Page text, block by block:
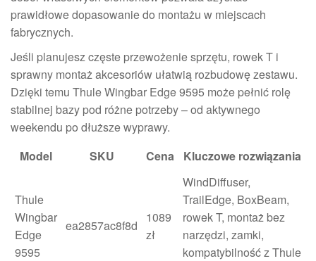
prawidłowe dopasowanie do montażu w miejscach
fabrycznych.
Jeśli planujesz częste przewożenie sprzętu, rowek T i
sprawny montaż akcesoriów ułatwią rozbudowę zestawu.
Dzięki temu Thule Wingbar Edge 9595 może pełnić rolę
stabilnej bazy pod różne potrzeby – od aktywnego
weekendu po dłuższe wyprawy.
Model
SKU Cena Kluczowe rozwiązania
Thule
Wingbar
Edge
9595
ea2857ac8f8d
1089
zł
WindDiffuser,
TrailEdge, BoxBeam,
rowek T, montaż bez
narzędzi, zamki,
kompatybilność z Thule